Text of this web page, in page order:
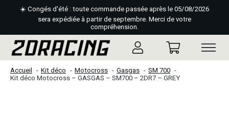
☀️ Congés d'été : toute commande passée après le 05/08/2026
sera expédiée à partir de septembre. Merci de votre
compréhension.
Accueil Kit déco Motocross Gasgas
SM 700
Kit déco Motocross – GASGAS – SM700 – 2DR7 – GREY